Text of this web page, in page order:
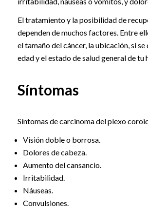
El tratamiento y la posibilidad de
dependen de muchos factores. Entre
el tamaño del cáncer, la ubicación, si se
edad y el estado de salud general de tu
Síntomas
Síntomas de carcinoma del plexo
Visión doble o borrosa.
Dolores de cabeza.
Aumento del cansancio.
Irritabilidad.
Náuseas.
Convulsiones.